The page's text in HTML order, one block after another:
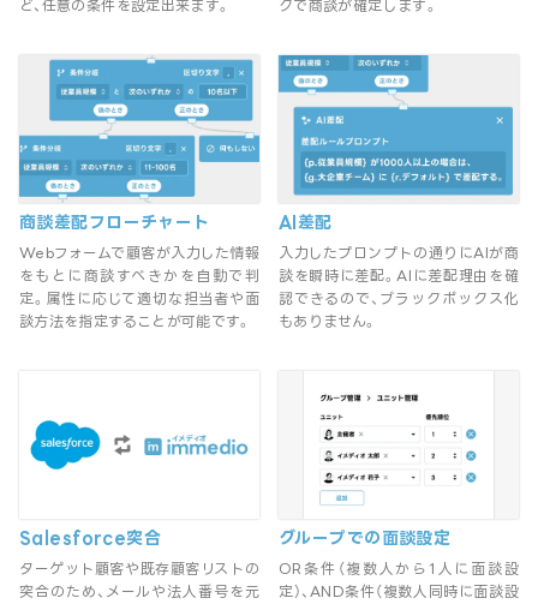
ど、任意の条件を設定出来ます。 クで商談が確定します。
商談差配フローチャート
Webフォームで顧客が入力した情報
をもとに商談すべきかを自動で判
定。属性に応じて適切な担当者や面
談方法を指定することが可能です。
AI差配
入力したプロンプトの通りにAIが商
談を瞬時に差配。AIに差配理由を確
認できるので、ブラックボックス化
もありません。
Salesforce突合
ターゲット顧客や既存顧客リストの
突合のため、メールや法人番号を元
グループでの面談設定
OR条件（複数人から1人に面談設
定）、AND条件（複数人同時に面談設